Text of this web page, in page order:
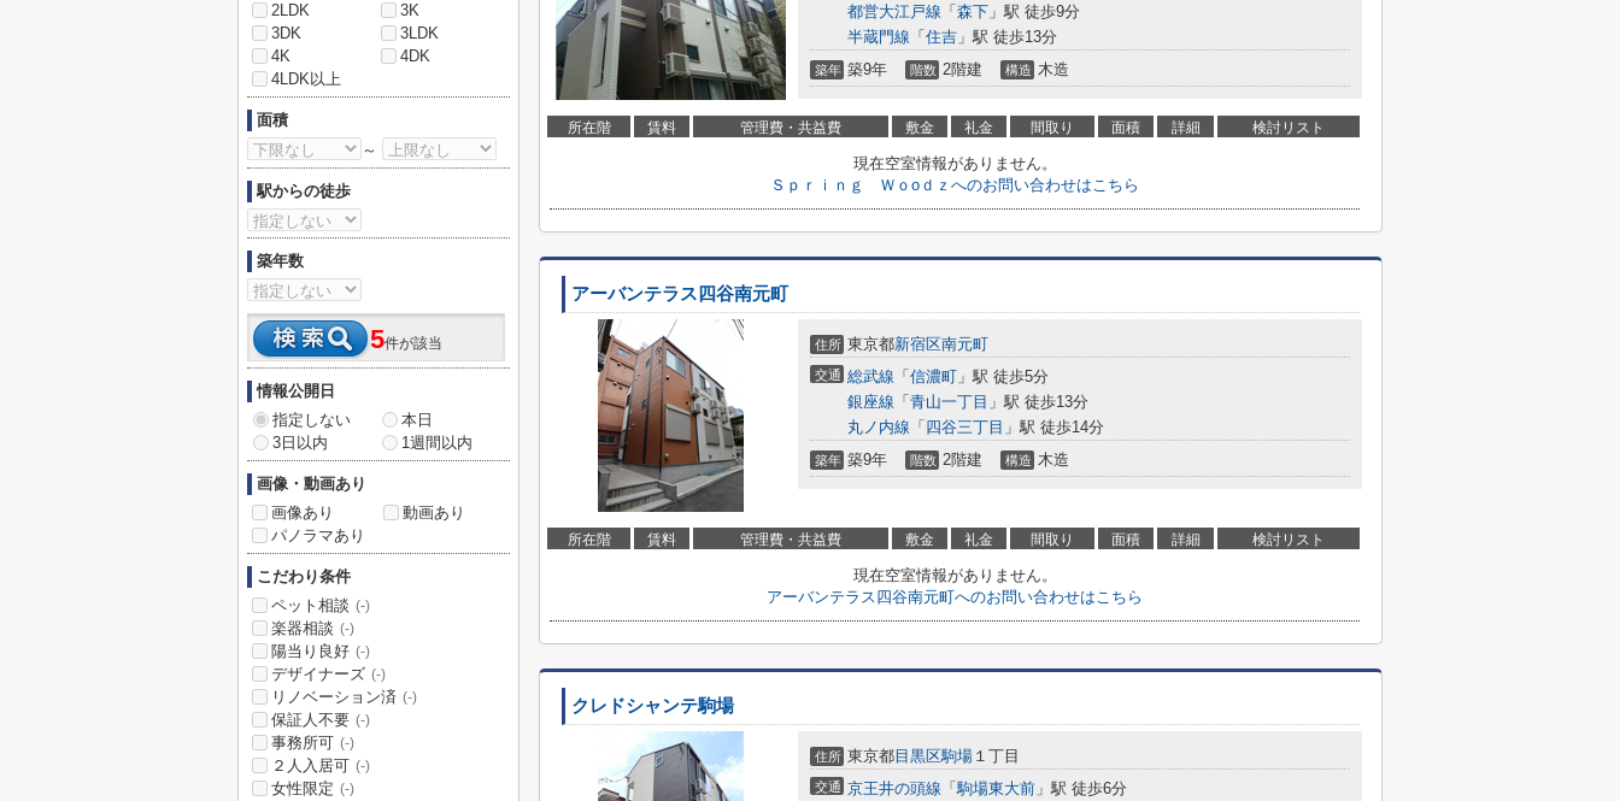
都営大江戸線 「 森下 」駅 徒歩9分
半蔵門線 「 住吉 」駅 徒歩13分
築年 築9年 階数 2階建 構造 木造
所在階 賃料 管理費・共益費 敷金 礼金 間取り 面積 詳細 検討リスト
現在空室情報がありません。
Ｓｐｒｉｎｇ Ｗｏoｄｚへのお問い合わせはこちら
アーバンテラス四谷南元町
住所 東京都新宿区南元町
交通 総武線 「 信濃町 」駅 徒歩5分
銀座線 「 青山一丁目 」駅 徒歩13分
丸ノ内線 「 四谷三丁目 」駅 徒歩14分
築年 築9年 階数 2階建 構造 木造
所在階 賃料 管理費・共益費 敷金 礼金 間取り 面積 詳細 検討リスト
現在空室情報がありません。
アーバンテラス四谷南元町へのお問い合わせはこちら
クレドシャンテ駒場
住所 東京都目黒区駒場 １丁目
交通 京王井の頭線 「駒場東大前 」駅 徒歩6分
2LDK
3K
3DK
3LDK
4K
4DK
4LDK以上
面積
～
駅からの徒歩
築年数
5件が該当
情報公開日
指定しない
本日
3日以内
1週間以内
画像・動画あり
画像あり
動画あり
パノラマあり
こだわり条件
ペット相談 (-)
楽器相談 (-)
陽当り良好 (-)
デザイナーズ (-)
リノベーション済 (-)
保証人不要 (-)
事務所可 (-)
２人入居可 (-)
女性限定 (-)